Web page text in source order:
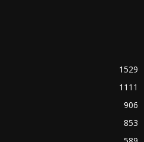
1529
1111
906
853